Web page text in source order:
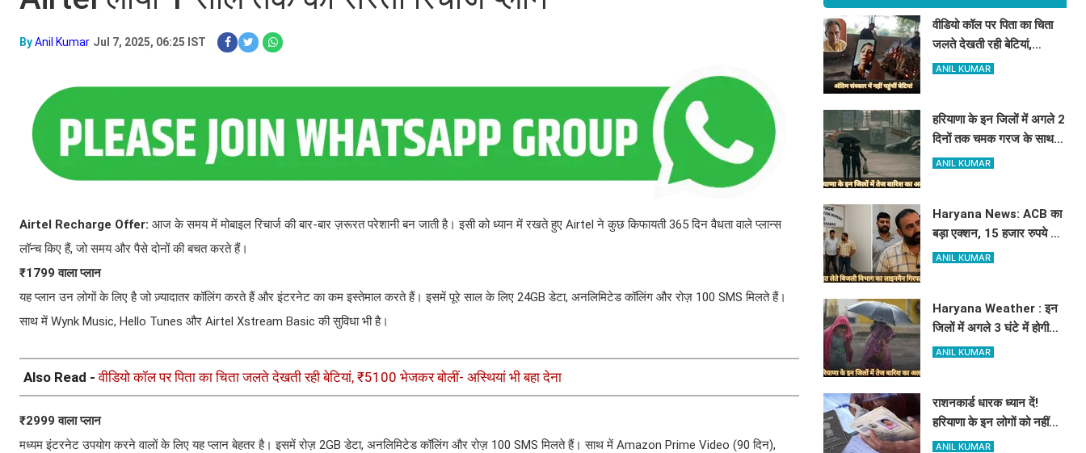
ByAnil Kumar Jul 7, 2025, 06:25 IST
Airtel Recharge Offer: आज के समय में मोबाइल रिचार्ज की बार-बार ज़रूरत परेशानी बन जाती है। इसी को ध्यान में रखते हुए Airtel ने कुछ किफायती 365 दिन वैधता वाले प्लान्स
लॉन्च किए हैं, जो समय और पैसे दोनों की बचत करते हैं।
₹1799 वाला प्लान
यह प्लान उन लोगों के लिए है जो ज़्यादातर कॉलिंग करते हैं और इंटरनेट का कम इस्तेमाल करते हैं। इसमें पूरे साल के लिए 24GB डेटा, अनलिमिटेड कॉलिंग और रोज़ 100 SMS मिलते हैं।
साथ में Wynk Music, Hello Tunes और Airtel Xstream Basic की सुविधा भी है।
Also Read -वीडियो कॉल पर पिता का चिता जलते देखती रही बेटियां, ₹5100 भेजकर बोलीं- अस्थियां भी बहा देना
₹2999 वाला प्लान
मध्यम इंटरनेट उपयोग करने वालों के लिए यह प्लान बेहतर है। इसमें रोज़ 2GB डेटा, अनलिमिटेड कॉलिंग और रोज़ 100 SMS मिलते हैं। साथ में Amazon Prime Video (90 दिन),
वीडियो कॉल पर पिता का चिता
जलते देखती रही बेटियां,
₹5100 भेजकर बोलीं- अस्थियां
ANIL KUMAR
हरियाणा के इन जिलों में अगले 2
दिनों तक चमक गरज के साथ
होगी बारिश, पढ़े IMD का
ANIL KUMAR
Haryana News: ACB का
बड़ा एक्शन, 15 हजार रुपये की
रिश्वत लेते बिजली निगम का
ANIL KUMAR
Haryana Weather : इन
जिलों में अगले 3 घंटे में होगी
तूफानी बारिश, मौसम विभाग में
ANIL KUMAR
राशनकार्ड धारक ध्यान दें!
हरियाणा के इन लोगों को नहीं
मिलेगा मुफ्त राशन, जाने क्या है
ANIL KUMAR